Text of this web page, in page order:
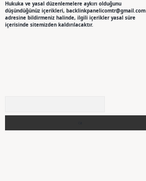
Hukuka ve yasal düzenlemelere aykırı olduğunu
düşündüğünüz içerikleri, backlinkpanelicomtr@gmail.com
adresine bildirmeniz halinde, ilgili içerikler yasal süre
içerisinde sitemizden kaldırılacaktır.